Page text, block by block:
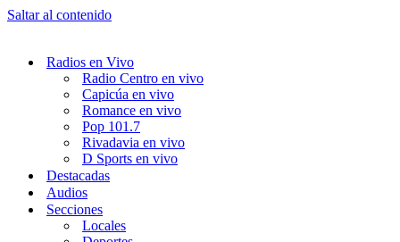
Saltar al contenido
Radios en Vivo
Radio Centro en vivo
Capicúa en vivo
Romance en vivo
Pop 101.7
Rivadavia en vivo
D Sports en vivo
Destacadas
Audios
Secciones
Locales